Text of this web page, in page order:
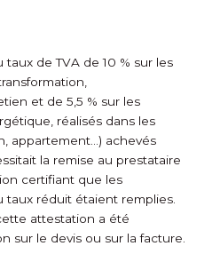
de TVA de 10 % sur les
et de 5,5 % sur les
réalisés dans les
appartement…) achevés
la remise au prestataire
certifiant que les
taux réduit étaient remplies.
attestation a été
sur le devis ou sur la facture.